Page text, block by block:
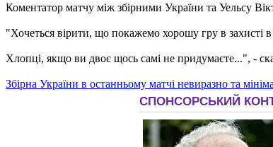
Коментатор матчу між збірними України та Уельсу
"Хочеться вірити, що покажемо хорошу гру в
Хлопці, якщо ви двоє щось самі не придумаєте...", -
Збірна України в останньому матчі невиразно та